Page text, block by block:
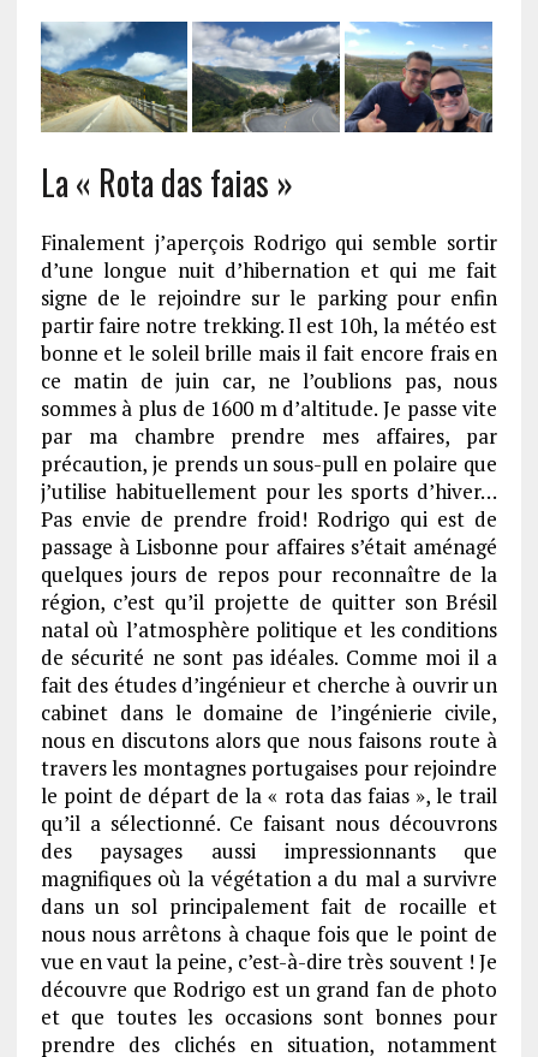
La « Rota das faias »
Finalement j’aperçois Rodrigo qui semble sortir
d’une longue nuit d’hibernation et qui me fait
signe de le rejoindre sur le parking pour enfin
partir faire notre trekking. Il est 10h, la météo est
bonne et le soleil brille mais il fait encore frais en
ce matin de juin car, ne l’oublions pas, nous
sommes à plus de 1600 m d’altitude. Je passe vite
par ma chambre prendre mes affaires, par
précaution, je prends un sous-pull en polaire que
j’utilise habituellement pour les sports d’hiver…
Pas envie de prendre froid! Rodrigo qui est de
passage à Lisbonne pour affaires s’était aménagé
quelques jours de repos pour reconnaître de la
région, c’est qu’il projette de quitter son Brésil
natal où l’atmosphère politique et les conditions
de sécurité ne sont pas idéales. Comme moi il a
fait des études d’ingénieur et cherche à ouvrir un
cabinet dans le domaine de l’ingénierie civile,
nous en discutons alors que nous faisons route à
travers les montagnes portugaises pour rejoindre
le point de départ de la « rota das faias », le trail
qu’il a sélectionné. Ce faisant nous découvrons
des paysages aussi impressionnants que
magnifiques où la végétation a du mal a survivre
dans un sol principalement fait de rocaille et
nous nous arrêtons à chaque fois que le point de
vue en vaut la peine, c’est-à-dire très souvent ! Je
découvre que Rodrigo est un grand fan de photo
et que toutes les occasions sont bonnes pour
prendre des clichés en situation, notamment